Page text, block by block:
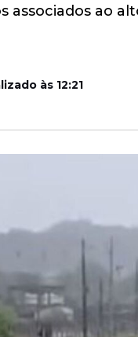
associados ao
às 12:21